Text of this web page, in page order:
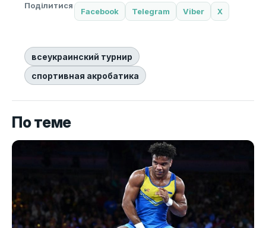
Поділитися
Facebook Telegram Viber X
всеукраинский турнир
спортивная акробатика
По теме